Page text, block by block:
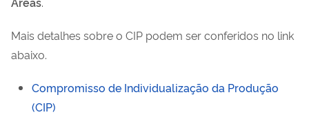
Mais detalhes sobre o CIP podem ser conferidos no link
abaixo.
Compromisso de Individualização da Produção
(CIP)